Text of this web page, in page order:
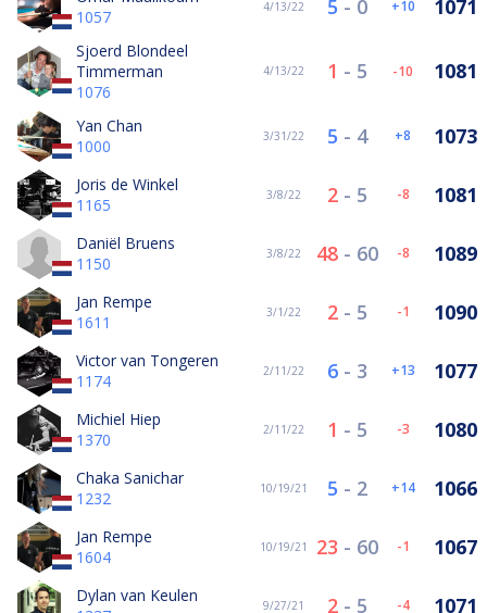
1057
4/13/22 5 - 0 10 1071
Sjoerd Blondeel
Timmerman
1076
4/13/22 1 - 5 -10 1081
Yan Chan
1000
3/31/22 5 - 4 8 1073
Joris de Winkel
1165
3/8/22 2 - 5 -8 1081
Daniël Bruens
1150
3/8/22 48 - 60 -8 1089
Jan Rempe
1611
3/1/22 2 - 5 -1 1090
Victor van Tongeren
1174
2/11/22 6 - 3 13 1077
Michiel Hiep
1370
2/11/22 1 - 5 -3 1080
Chaka Sanichar
1232
10/19/21 5 - 2 14 1066
Jan Rempe
1604
10/19/21 23 - 60 -1 1067
Dylan van Keulen
9/27/21 2 - 5 -4 1071